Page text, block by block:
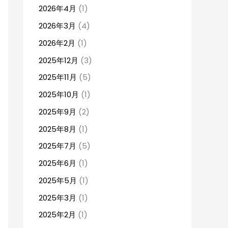
2026年4月 (1)
2026年3月 (4)
2026年2月 (1)
2025年12月 (3)
2025年11月 (5)
2025年10月 (1)
2025年9月 (2)
2025年8月 (1)
2025年7月 (5)
2025年6月 (1)
2025年5月 (1)
2025年3月 (1)
2025年2月 (1)